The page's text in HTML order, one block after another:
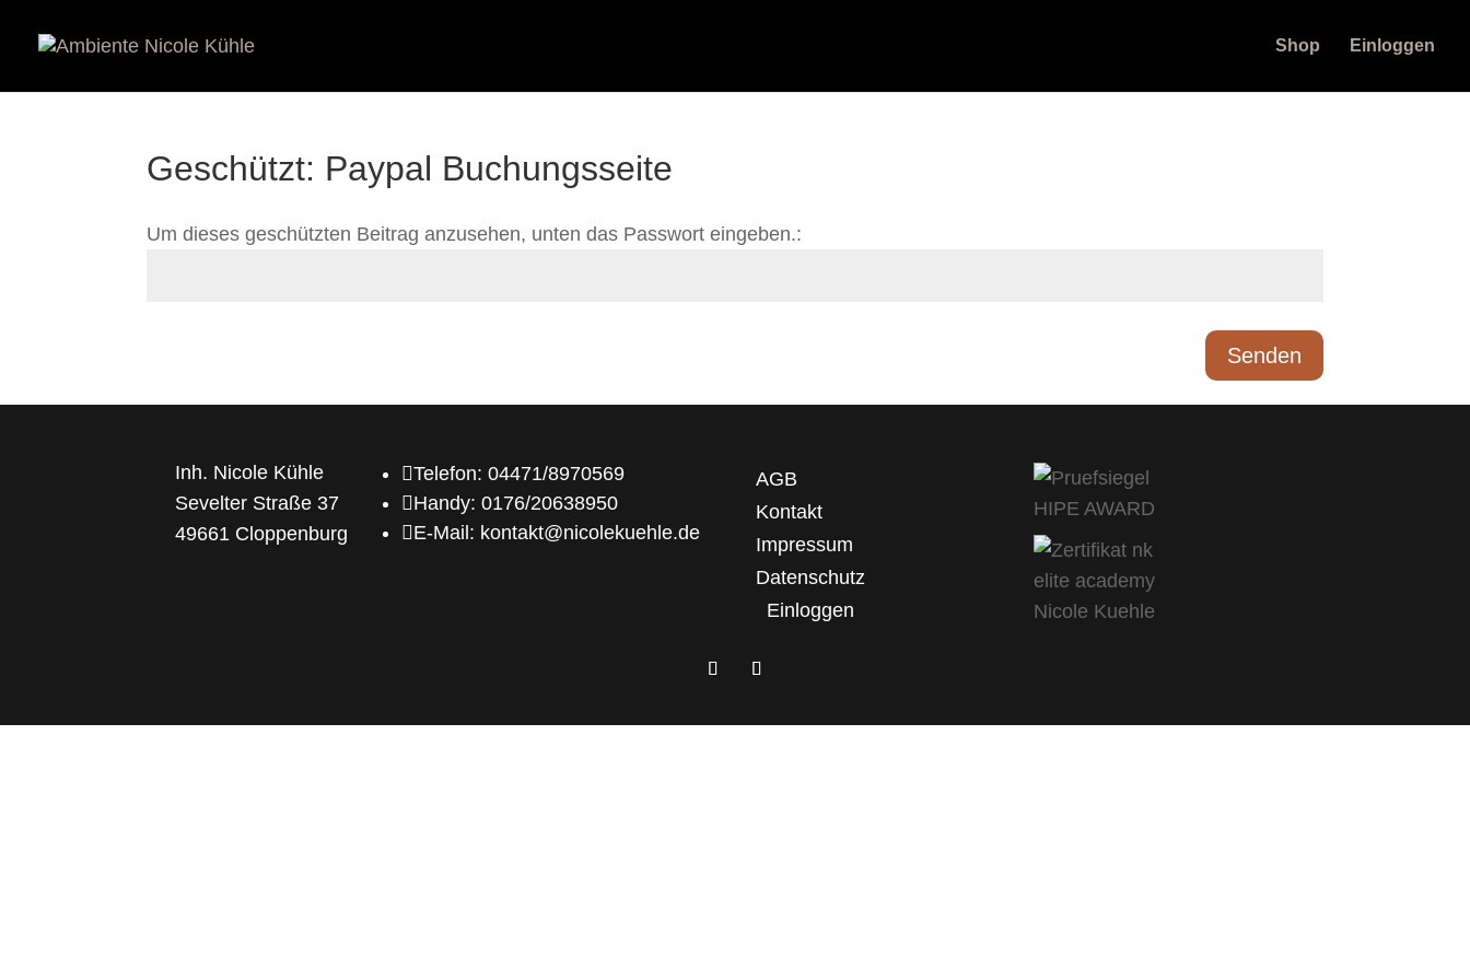
Shop Einloggen
Geschützt: Paypal Buchungsseite
Um dieses geschützten Beitrag anzusehen, unten das Passwort eingeben.:
Senden
Inh. Nicole Kühle
Sevelter Straße 37
49661 Cloppenburg
Telefon: 04471/8970569
Handy: 0176/20638950
E-Mail: kontakt@nicolekuehle.de
AGB
Kontakt
Impressum
Datenschutz
Einloggen